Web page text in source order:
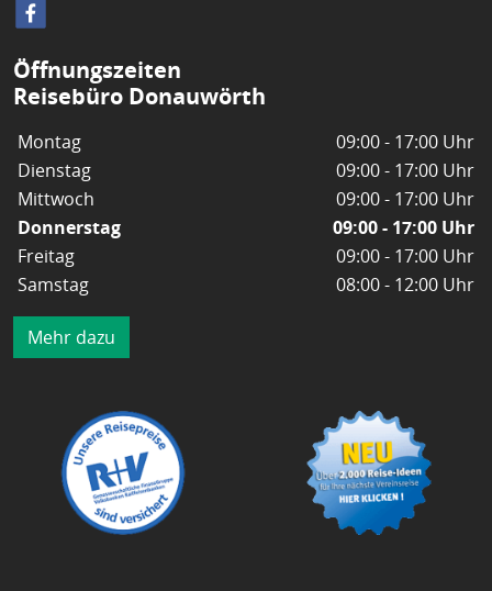
Öffnungszeiten
Reisebüro Donauwörth
Montag
09:00 - 17:00 Uhr
Dienstag
09:00 - 17:00 Uhr
Mittwoch
09:00 - 17:00 Uhr
Donnerstag
09:00 - 17:00 Uhr
Freitag
09:00 - 17:00 Uhr
Samstag
08:00 - 12:00 Uhr
Mehr dazu